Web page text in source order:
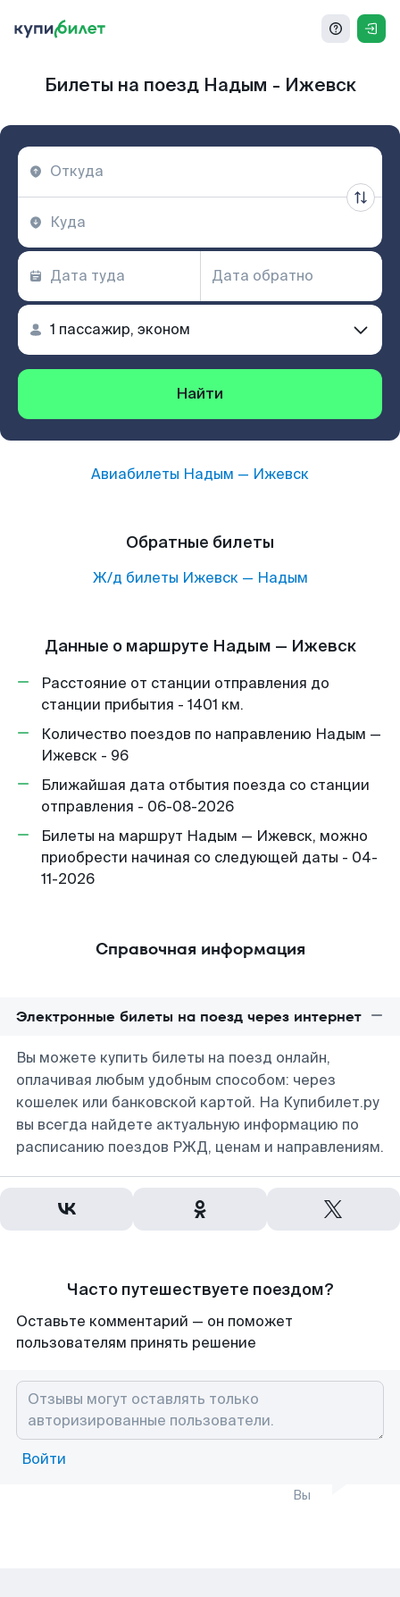
Билеты на поезд Надым - Ижевск
Найти
Авиабилеты Надым — Ижевск
Обратные билеты
Ж/д билеты Ижевск— Надым
Данные о маршруте Надым — Ижевск
Расстояние от станции отправления до
станции прибытия - 1401 км.
Количество поездов по направлению Надым —
Ижевск - 96
Ближайшая дата отбытия поезда со станции
отправления - 06-08-2026
Билеты на маршрут Надым — Ижевск, можно
приобрести начиная со следующей даты - 04-
11-2026
Справочная информация
Электронные билеты на поезд через интернет
Вы можете купить билеты на поезд онлайн,
оплачивая любым удобным способом: через
кошелек или банковской картой. На Купибилет.ру
вы всегда найдете актуальную информацию по
расписанию поездов РЖД, ценам и направлениям.
Часто путешествуете поездом?
Оставьте комментарий — он поможет
пользователям принять решение
Войти
Вы